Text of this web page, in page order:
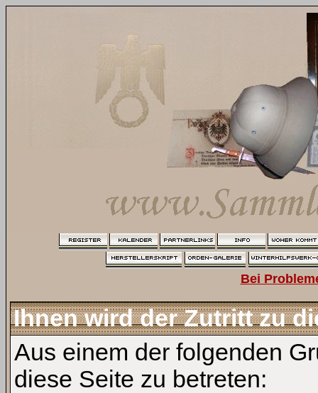
Bei
Ihnen wird der Zutritt zu
Aus einem der folgenden
diese Seite zu betreten: